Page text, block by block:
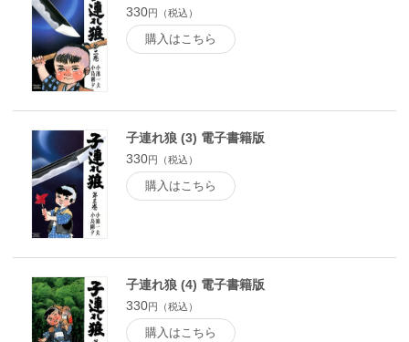
330円（税込）
購入はこちら
子連れ狼 (3) 電子書籍版
330円（税込）
購入はこちら
子連れ狼 (4) 電子書籍版
330円（税込）
購入はこちら